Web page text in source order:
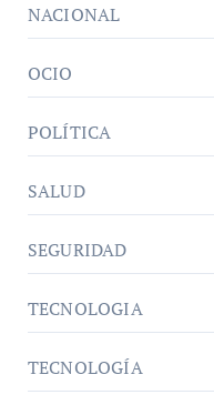
NACIONAL
OCIO
POLÍTICA
SALUD
SEGURIDAD
TECNOLOGIA
TECNOLOGÍA